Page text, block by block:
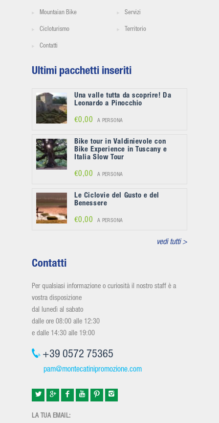
Mountaian Bike Servizi
Cicloturismo Territorio
Contatti
Ultimi pacchetti inseriti
Una valle tutta da scoprire! Da
Leonardo a Pinocchio
€0,00 A PERSONA
Bike tour in Valdinievole con
Bike Experience in Tuscany e
Italia Slow Tour
€0,00 A PERSONA
Le Ciclovie del Gusto e del
Benessere
€0,00 A PERSONA
vedi tutti >
Contatti
Per qualsiasi informazione o curiosità il nostro staff è a
vostra disposizione
dal lunedì al sabato
dalle ore 08:00 alle 12:30
e dalle 14:30 alle 19:00
+39 0572 75365
pam@montecatinipromozione.com
LA TUA EMAIL: